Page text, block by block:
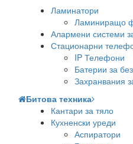
Ламинатори
Ламиниращо
Алармени системи
Стационарни
IP Телефони
Батерии за
Захранвания
Битова техника
Кантари за тяло
Кухненски уреди
Аспиратори